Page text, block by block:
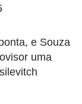
e Souza
uma